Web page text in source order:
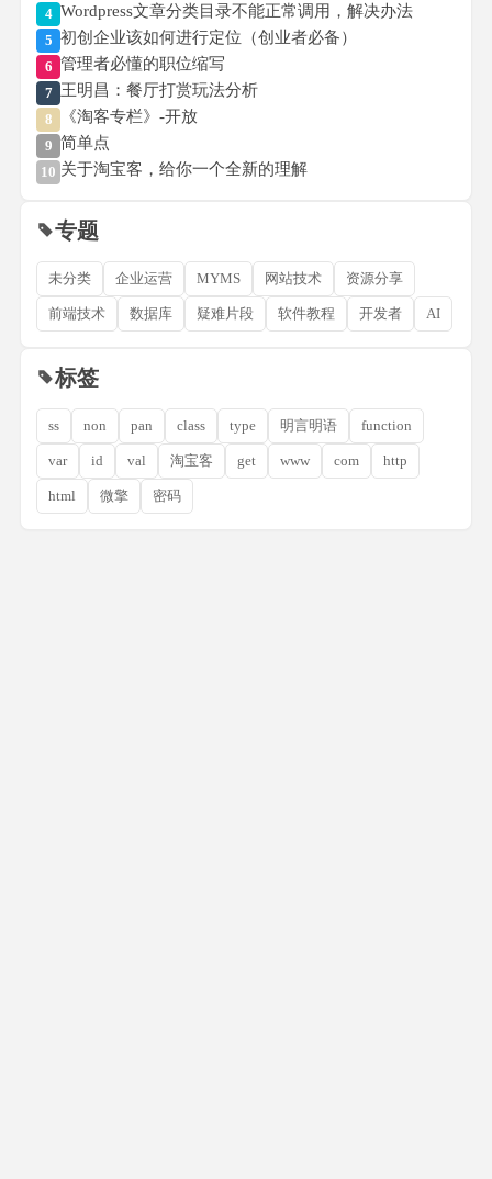
4 Wordpress文章分类目录不能正常调用，解决办法
5 初创企业该如何进行定位（创业者必备）
6 管理者必懂的职位缩写
7 王明昌：餐厅打赏玩法分析
8 《淘客专栏》-开放
9 简单点
10 关于淘宝客，给你一个全新的理解
专题
未分类 企业运营 MYMS 网站技术 资源分享
前端技术 数据库 疑难片段 软件教程 开发者 AI
标签
ss non pan class type 明言明语 function
var id val 淘宝客 get www com http
html 微擎 密码